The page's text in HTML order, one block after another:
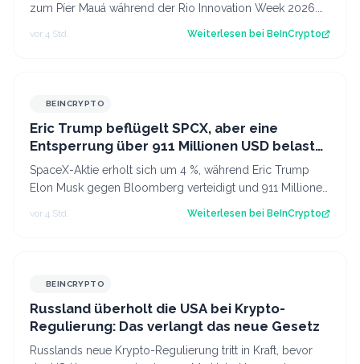
zum Píer Mauá während der Rio Innovation Week 2026.
vor 4 Std. Weiterlesen bei BeInCrypto
BEINCRYPTO
Eric Trump beflügelt SPCX, aber eine
Entsperrung über 911 Millionen USD belastet
weiterhin die SpaceX-Aktie
SpaceX-Aktie erholt sich um 4 %, während Eric Trump
Elon Musk gegen Bloomberg verteidigt und 911 Millionen
Aktien freigeschaltet werden. Der…
vor 4 Std. Weiterlesen bei BeInCrypto
BEINCRYPTO
Russland überholt die USA bei Krypto-
Regulierung: Das verlangt das neue Gesetz
Russlands neue Krypto-Regulierung tritt in Kraft, bevor